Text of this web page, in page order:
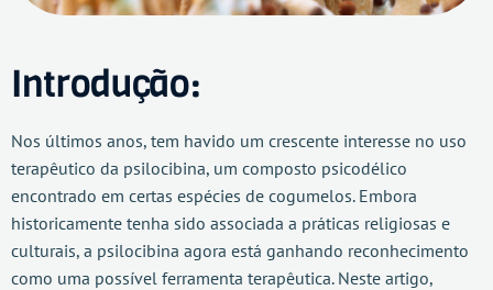
Introdução:
Nos últimos anos, tem havido um crescente interesse no uso
terapêutico da psilocibina, um composto psicodélico
encontrado em certas espécies de cogumelos. Embora
historicamente tenha sido associada a práticas religiosas e
culturais, a psilocibina agora está ganhando reconhecimento
como uma possível ferramenta terapêutica. Neste artigo,